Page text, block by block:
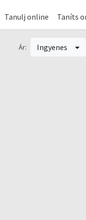
Tanulj online Taníts
Ár: Ingyenes